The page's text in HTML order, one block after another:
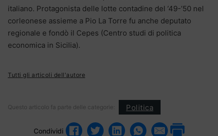
italiano. Protagonista delle lotte contadine del ’49-’50 nel
corleonese assieme a Pio La Torre fu anche deputato
regionale e fondò il Cepes (Centro studi di politica
economica in Sicilia).
Tutti gli articoli dell'autore
Questo articolo fa parte delle categorie: Politica
Condividi